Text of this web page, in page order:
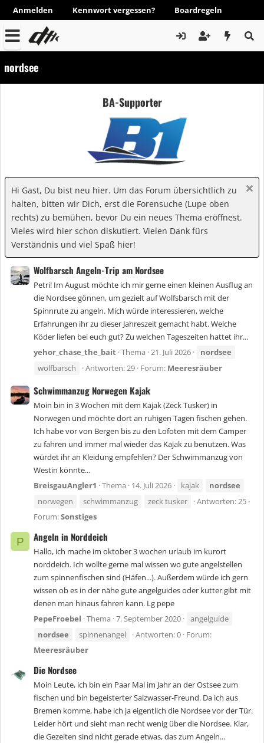
Anmelden Kennwort vergessen? Boardregeln
nordsee
BA-Supporter
Hi Gast, Du bist neu hier. Um das Forum übersichtlich zu
halten, bitten wir Dich, erst die Forensuche (Lupe oben
rechts) zu bemühen, bevor Du ein neues Thema eröffnest.
Vieles wird hier schon diskutiert. Vielen Dank fürs
Verständnis und viel Spaß hier!
Wolfbarsch Angeln-Trip am Nordsee
Petri! Im August möchte ich mir gerne einen kleinen Ausflug an
die Nordsee gönnen, um gezielt auf Wolfsbarsch mit der
Spinnrute zu angeln. Mich würde interessieren, welche
Erfahrungen ihr zu dieser Jahreszeit gemacht habt. Welche
Köder liefen bei euch gut? Zu welchen Tageszeiten hattet ihr...
yehor_chase_the_bait Thema 21. Juli 2026
nordsee
wolfbarsch
Antworten: 29 Forum: Meeresräuber
Schwimmanzug Norwegen Kajak
Moin bin in 3 Wochen mit dem Kajak (Zeck Tusker) in
Norwegen und möchte dort an ruhigen Tagen fischen gehen.
Ich habe vor von Bergen bis zu den Lofoten mit dem Camper
zu fahren und immer mal wieder das Kajak zu benutzen. Was
würdet ihr an Kleidung empfehlen? Der Schwimmanzug von
Westin könnte...
BreisgauAngler1 Thema 14. Juli 2026 kajak
nordsee
norwegen
schwimmanzug zeck tusker
Antworten: 25
Forum:Sonstiges
P Angeln in Norddeich
Hallo, ich mache im oktober 3 wochen urlaub im kurort
norddeich. Ich wollte gerne mal wissen wo gute angelstellen
zum spinnenfischen sind (Häfen...). Außerdem würde ich gern
wissen ob es in der nähe gute angelguides oder kutter gibt mit
denen man hinaus fahren kann. Lg pepe
PepeFroebel Thema 7. September 2020
angelguide
nordsee
spinnenangel Antworten: 0 Forum:
Meeresräuber
Die Nordsee
Moin Leute, ich bin ein Paar Mal im Jahr an der Ostsee zum
fischen und bin begeisterter Salzwasser-Freund. Da ich aus
Bremen komme, habe ich ja eigentlich die Nordsee vor der Tür.
Leider hört und sieht man recht wenig über die Nordsee. Klar,
die Gezeiten sind nicht gerade etwas, das zum Angeln...